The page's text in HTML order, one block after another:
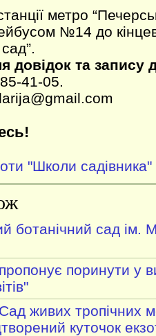
метро
№14 до
довідок та запису
41-05.
"Школи садівника"
ботанічний сад
поринути у
живих тропічних
куточок